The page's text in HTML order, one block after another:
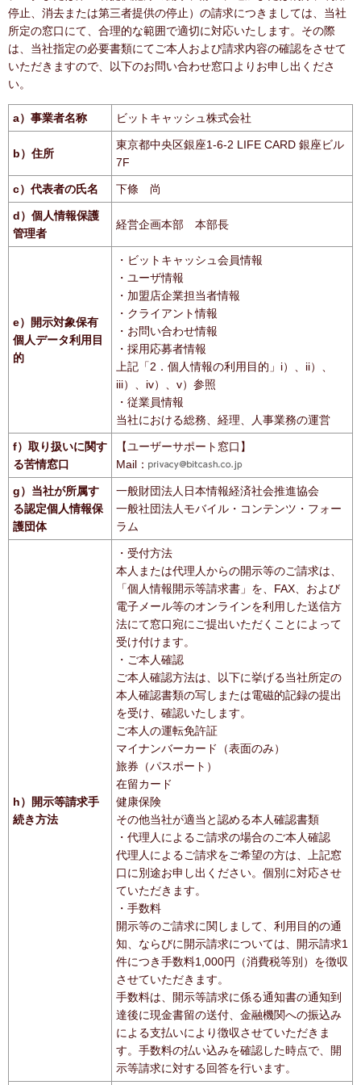
停止、消去または第三者提供の停止）の請求につきましては、当社
所定の窓口にて、合理的な範囲で適切に対応いたします。その際
は、当社指定の必要書類にてご本人および請求内容の確認をさせて
いただきますので、以下のお問い合わせ窓口よりお申し出くださ
い。
a）事業者名称 ビットキャッシュ株式会社
b）住所
東京都中央区銀座1-6-2 LIFE CARD 銀座ビル
7F
c）代表者の氏名 下條 尚
d）個人情報保護
管理者
経営企画本部 本部長
e）開示対象保有
個人データ利用目
的
・ビットキャッシュ会員情報
・ユーザ情報
・加盟店企業担当者情報
・クライアント情報
・お問い合わせ情報
・採用応募者情報
上記「2．個人情報の利用目的」i）、ii）、
iii）、iv）、v）参照
・従業員情報
当社における総務、経理、人事業務の運営
f）取り扱いに関す
る苦情窓口
【ユーザーサポート窓口】
Mail：
g）当社が所属す
る認定個人情報保
護団体
一般財団法人日本情報経済社会推進協会
一般社団法人モバイル・コンテンツ・フォー
ラム
h）開示等請求手
続き方法
・受付方法
本人または代理人からの開示等のご請求は、
「個人情報開示等請求書」を、FAX、および
電子メール等のオンラインを利用した送信方
法にて窓口宛にご提出いただくことによって
受け付けます。
・ご本人確認
ご本人確認方法は、以下に挙げる当社所定の
本人確認書類の写しまたは電磁的記録の提出
を受け、確認いたします。
ご本人の運転免許証
マイナンバーカード（表面のみ）
旅券（パスポート）
在留カード
健康保険
その他当社が適当と認める本人確認書類
・代理人によるご請求の場合のご本人確認
代理人によるご請求をご希望の方は、上記窓
口に別途お申し出ください。個別に対応させ
ていただきます。
・手数料
開示等のご請求に関しまして、利用目的の通
知、ならびに開示請求については、開示請求1
件につき手数料1,000円（消費税等別）を徴収
させていただきます。
手数料は、開示等請求に係る通知書の通知到
達後に現金書留の送付、金融機関への振込み
による支払いにより徴収させていただきま
す。手数料の払い込みを確認した時点で、開
示等請求に対する回答を行います。